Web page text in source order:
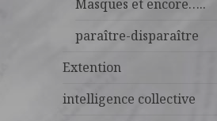
Masques et encore…..
paraître-disparaître
Extention
intelligence collective